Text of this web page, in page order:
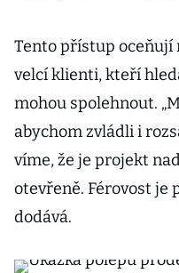
Tento přístup oceňují
velcí klienti, kteří
mohou spolehnout.
abychom zvládli i
víme, že je projekt
otevřeně. Férovost je
dodává.